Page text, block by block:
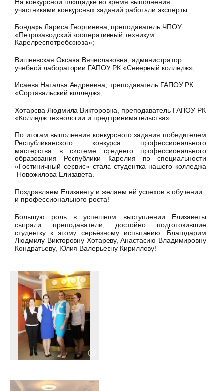
На конкурсной площадке во время выполнения
участниками конкурсных заданий работали эксперты:
Бондарь Лариса Георгиевна, преподаватель ЧПОУ
«Петрозаводский кооперативный техникум
Карелреспотребсоюза»;
Вишневская Оксана Вячеславовна, администратор
учебной лаборатории ГАПОУ РК «Северный колледж»;
Исаева Наталья Андреевна, преподаватель ГАПОУ РК
«Сортавальский колледж»;
Хотарева Людмила Викторовна, преподаватель ГАПОУ РК
«Колледж технологии и предпринимательства».
По итогам выполнения конкурсного задания победителем
Республиканского конкурса профессионального
мастерства в системе среднего профессионального
образования Республики Карелия по специальности
«Гостиничный сервис» стала студентка нашего колледжа
Новожилова Елизавета.
Поздравляем Елизавету и желаем ей успехов в обучении
и профессионального роста!
Большую роль в успешном выступлении Елизаветы
сыграли преподаватели, достойно подготовившие
студентку к этому серьёзному испытанию. Благодарим
Людмилу Викторовну Хотареву, Анастасию Владимировну
Кондратьеву, Юлия Валерьевну Кириллову!